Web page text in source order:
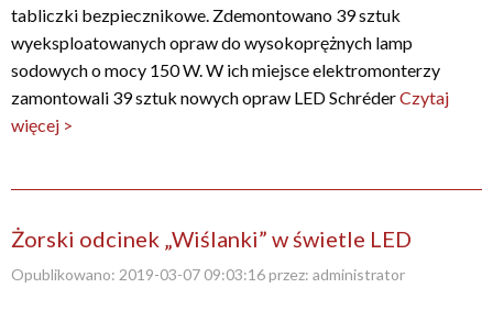
tabliczki bezpiecznikowe. Zdemontowano 39 sztuk
wyeksploatowanych opraw do wysokoprężnych lamp
sodowych o mocy 150 W. W ich miejsce elektromonterzy
zamontowali 39 sztuk nowych opraw LED SchréderCzytaj
więcej >
Żorski odcinek „Wiślanki” w świetle LED
Opublikowano: 2019-03-07 09:03:16przez: administrator